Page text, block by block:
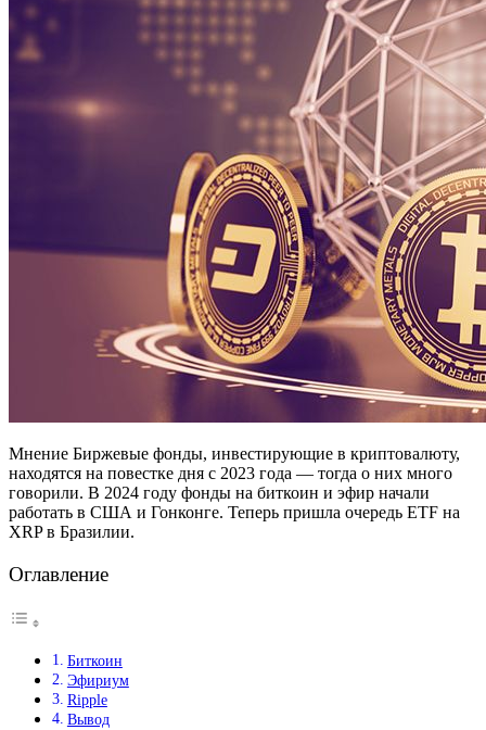
Мнение Биржевые фонды, инвестирующие в криптовалюту,
находятся на повестке дня с 2023 года — тогда о них много
говорили. В 2024 году фонды на биткоин и эфир начали
работать в США и Гонконге. Теперь пришла очередь ETF на
XRP в Бразилии.
Оглавление
Биткоин
Эфириум
Ripple
Вывод